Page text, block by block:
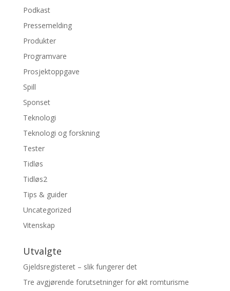
Podkast
Pressemelding
Produkter
Programvare
Prosjektoppgave
Spill
Sponset
Teknologi
Teknologi og forskning
Tester
Tidløs
Tidløs2
Tips & guider
Uncategorized
Vitenskap
Utvalgte
Gjeldsregisteret – slik fungerer det
Tre avgjørende forutsetninger for økt romturisme